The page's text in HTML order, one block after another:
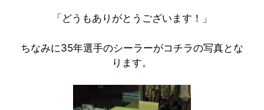
「どうもありがとうございます！」
ちなみに35年選手のシーラーがコチラの写真とな
ります。